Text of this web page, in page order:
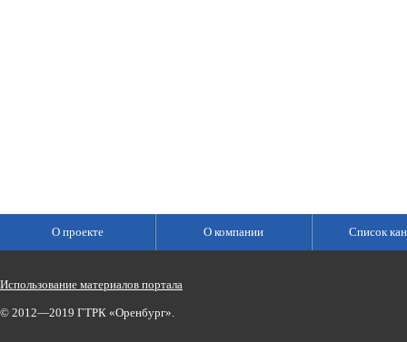
О проекте О компании Список
Использование материалов портала
© 2012—2019 ГТРК «Оренбург».